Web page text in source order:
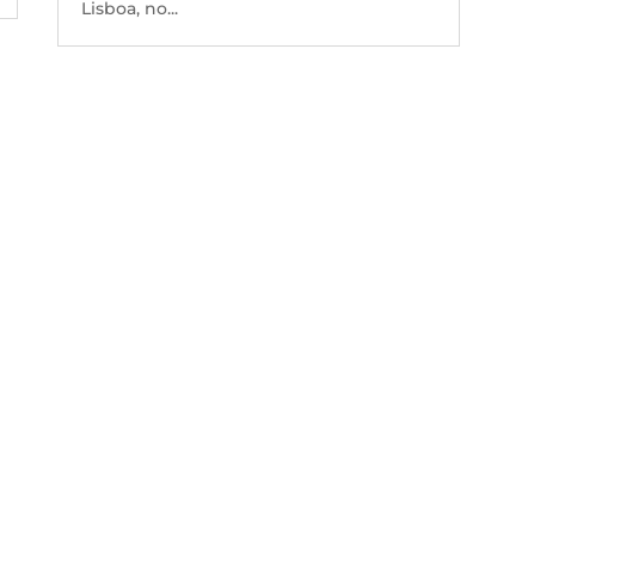
Lisboa, no...